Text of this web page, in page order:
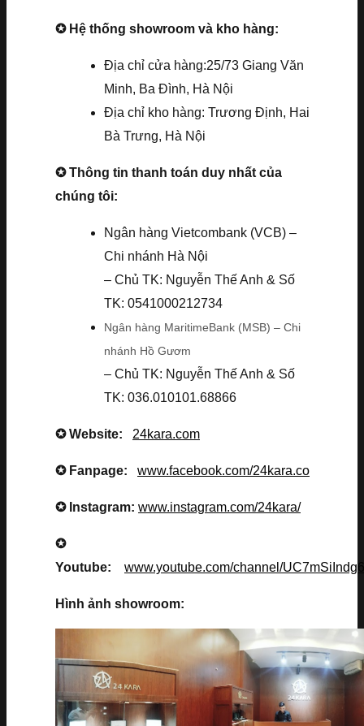
✪ Hệ thống showroom và kho hàng:
Địa chỉ cửa hàng:25/73 Giang Văn
Minh, Ba Đình, Hà Nội
Địa chỉ kho hàng: Trương Định, Hai
Bà Trưng, Hà Nội
✪ Thông tin thanh toán duy nhất của
chúng tôi:
Ngân hàng Vietcombank (VCB) –
Chi nhánh Hà Nội
– Chủ TK: Nguyễn Thế Anh & Số
TK: 0541000212734
Ngân hàng MaritimeBank (MSB) – Chi
nhánh Hồ Gươm
– Chủ TK: Nguyễn Thế Anh & Số
TK: 036.010101.68866
✪ Website: 24kara.com
✪ Fanpage: www.facebook.com/24kara.co
✪ Instagram: www.instagram.com/24kara/
✪
Youtube: www.youtube.com/channel/
Hình ảnh showroom: